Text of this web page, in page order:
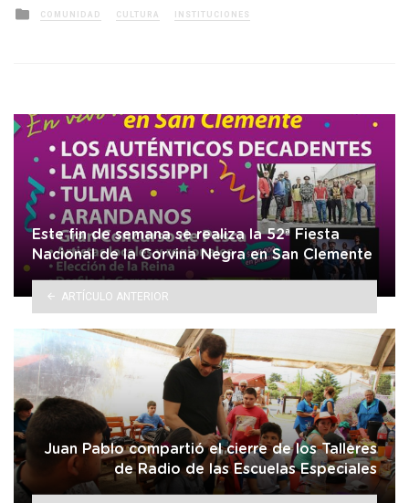
Posted
in
COMUNIDAD CULTURA INSTITUCIONES
Este fin de semana se realiza la 52ª Fiesta
Nacional de la Corvina Negra en San Clemente
ARTÍCULO ANTERIOR
Juan Pablo compartió el cierre de los Talleres
de Radio de las Escuelas Especiales